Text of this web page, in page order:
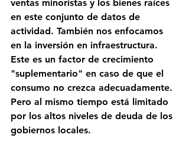
ventas minoristas y los bienes raíces
en este conjunto de datos de
actividad. También nos enfocamos
en la inversión en infraestructura.
Este es un factor de crecimiento
"suplementario" en caso de que el
consumo no crezca adecuadamente.
Pero al mismo tiempo está limitado
por los altos niveles de deuda de los
gobiernos locales.